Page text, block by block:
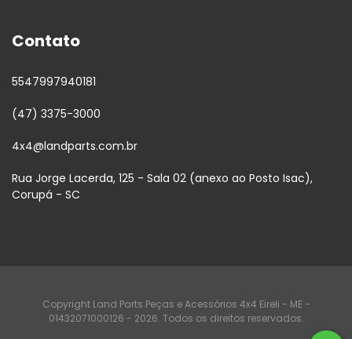
Contato
5547997940181
(47) 3375-3000
4x4@landparts.com.br
Rua Jorge Lacerda, 125 - Sala 02 (anexo ao Posto Isac),
Corupá - SC
Copyright Land Parts Peças e Acessórios 4x4 Eireli - ME -
01432071000126 - 2026. Todos os direitos reservados.